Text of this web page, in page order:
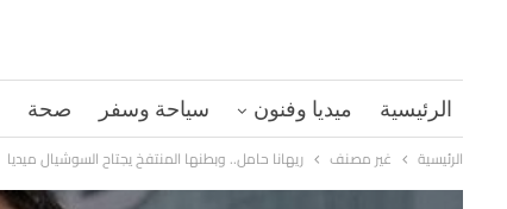
الرئيسية ميديا وفنون سياحة وسفر صحة
الرئيسية
غير مصنف ريهانا حامل.. وبطنها المنتفخ يجتاح السوشيال ميديا